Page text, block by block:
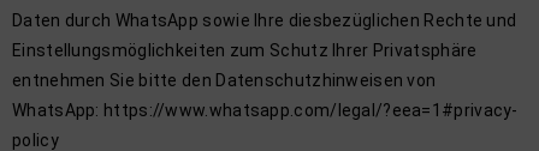
Daten durch WhatsApp sowie Ihre diesbezüglichen Rechte und
Einstellungsmöglichkeiten zum Schutz Ihrer Privatsphäre
entnehmen Sie bitte den Datenschutzhinweisen von
WhatsApp: https://www.whatsapp.com/legal/?eea=1#privacy-
policy